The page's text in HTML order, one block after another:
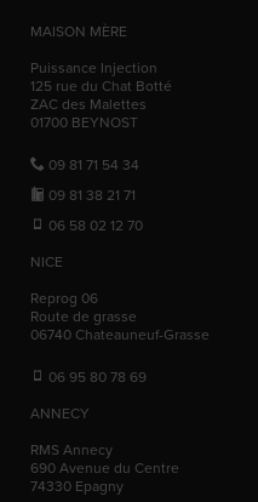
MAISON MÈRE
Puissance Injection
125 rue du Chat Botté
ZAC des Malettes
01700 BEYNOST
09 81 71 54 34
09 81 38 21 71
06 58 02 12 70
NICE
Reprog 06
Route de grasse
06740 Chateauneuf-Grasse
06 95 80 78 69
ANNECY
RMS Annecy
690 Avenue du Centre
74330 Epagny